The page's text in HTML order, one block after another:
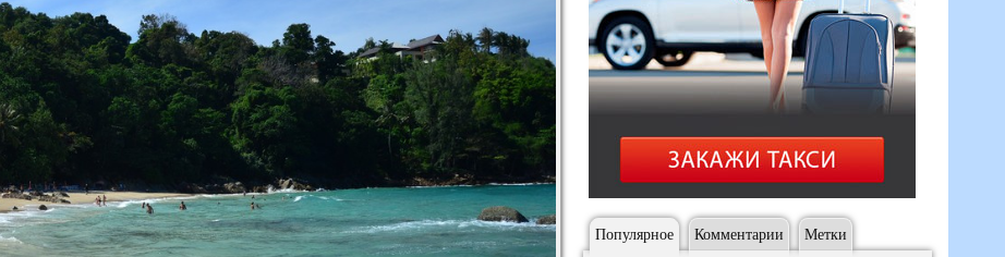
Популярное Комментарии Метки